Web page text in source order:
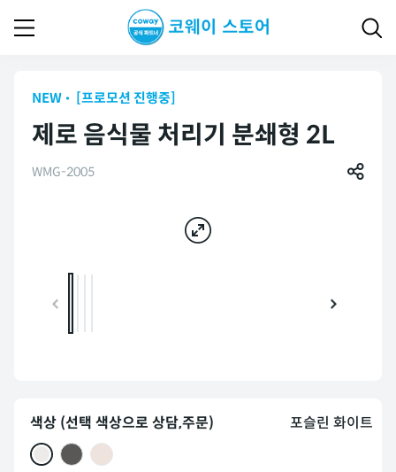
NEW [프로모션 진행중]
제로 음식물 처리기 분쇄형 2L
WMG-2005
색상 (선택 색상으로 상담,주문) 포슬린 화이트